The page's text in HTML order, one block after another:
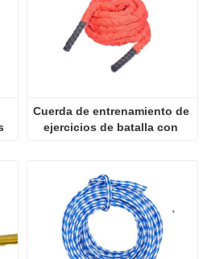
Cuerda de entrenamiento de
ejercicios de batalla con